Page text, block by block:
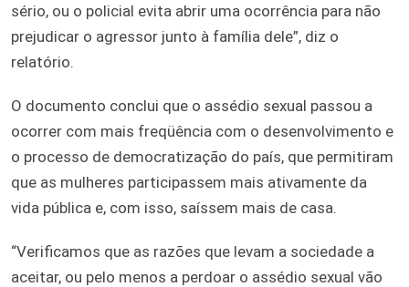
sério, ou o policial evita abrir uma ocorrência para não
prejudicar o agressor junto à família dele”, diz o
relatório.
O documento conclui que o assédio sexual passou a
ocorrer com mais freqüência com o desenvolvimento e
o processo de democratização do país, que permitiram
que as mulheres participassem mais ativamente da
vida pública e, com isso, saíssem mais de casa.
“Verificamos que as razões que levam a sociedade a
aceitar, ou pelo menos a perdoar o assédio sexual vão